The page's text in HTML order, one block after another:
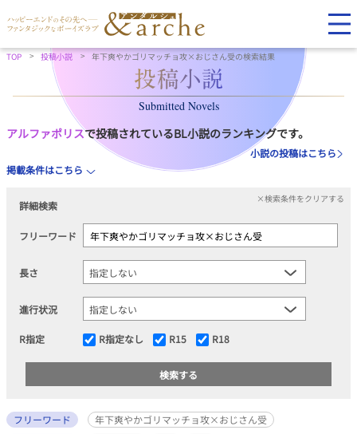
TOP 投稿小説 年下爽やかゴリマッチョ攻×おじさん受の検索結果
Submitted Novels
アルファポリスで投稿されているBL小説のランキングです。
小説の投稿はこちら
掲載条件はこちら
詳細検索
×検索条件をクリアする
フリーワード
長さ
進行状況
R指定 R指定なし R15 R18
フリーワード
年下爽やかゴリマッチョ攻×おじさん受